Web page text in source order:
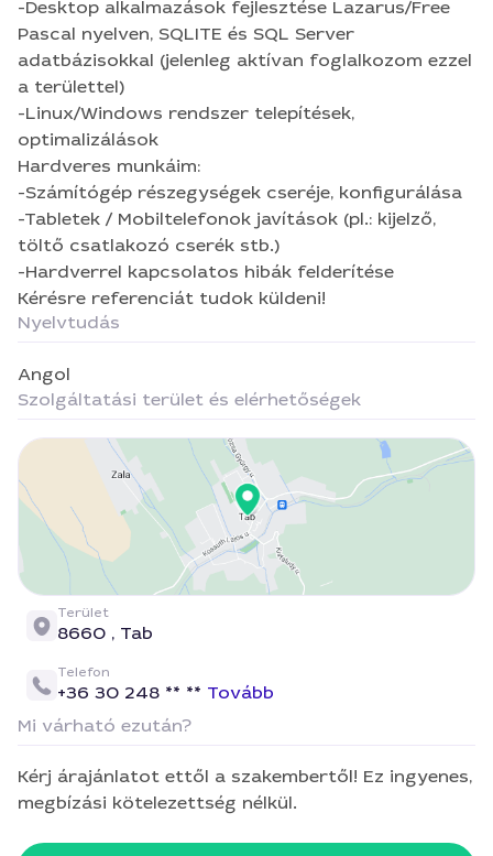
csatlakozó cserék stb.) -Hardverrel kapcsolatos
hibák felderítése Kérésre referenciát tudok
küldeni!
-Desktop alkalmazások fejlesztése Lazarus/Free
Pascal nyelven, SQLITE és SQL Server
adatbázisokkal (jelenleg aktívan foglalkozom ezzel
a területtel)
-Linux/Windows rendszer telepítések,
optimalizálások
Hardveres munkáim:
-Számítógép részegységek cseréje, konfigurálása
-Tabletek / Mobiltelefonok javítások (pl.: kijelző,
töltő csatlakozó cserék stb.)
-Hardverrel kapcsolatos hibák felderítése
Kérésre referenciát tudok küldeni!
Nyelvtudás
Angol
Szolgáltatási terület és elérhetőségek
Terület
8660 , Tab
Telefon
+36 30 248 ** ** Tovább
Mi várható ezután?
Kérj árajánlatot ettől a szakembertől! Ez ingyenes,
megbízási kötelezettség nélkül.